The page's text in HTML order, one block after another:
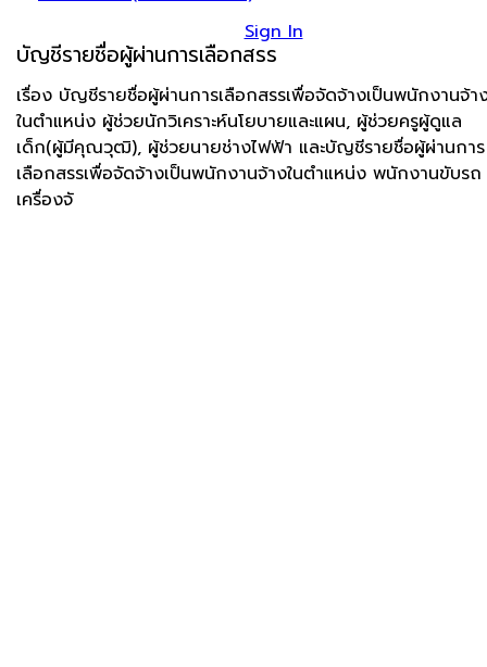
Sign In
บัญชีรายชื่อผู้ผ่านการเลือกสรร
เรื่อง บัญชีรายชื่อผู้ผ่านการเลือกสรรเพื่อจัดจ้างเป็นพนักงานจ้า
ในตำแหน่ง ผู้ช่วยนักวิเคราะห์นโยบายและแผน, ผู้ช่วยครูผู้ดูแล
เด็ก(ผู้มีคุณวุฒิ), ผู้ช่วยนายช่างไฟฟ้า และบัญชีรายชื่อผู้ผ่านการ
เลือกสรรเพื่อจัดจ้างเป็นพนักงานจ้างในตำแหน่ง พนักงานขับรถ
เครื่องจั